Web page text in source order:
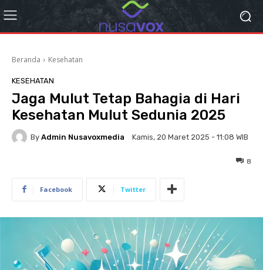
Beranda Kesehatan
KESEHATAN
Jaga Mulut Tetap Bahagia di Hari
Kesehatan Mulut Sedunia 2025
By Admin Nusavoxmedia Kamis, 20 Maret 2025 - 11:08 WIB
8
Facebook Twitter